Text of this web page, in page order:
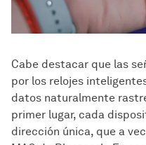
Cabe destacar que las
por los relojes
datos naturalmente
primer lugar, cada
dirección única, que a